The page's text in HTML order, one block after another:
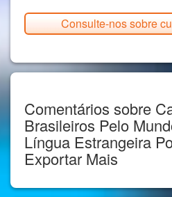
Consulte-nos sobre
Comentários sobre
Brasileiros Pelo
Língua Estrangeira
Exportar Mais